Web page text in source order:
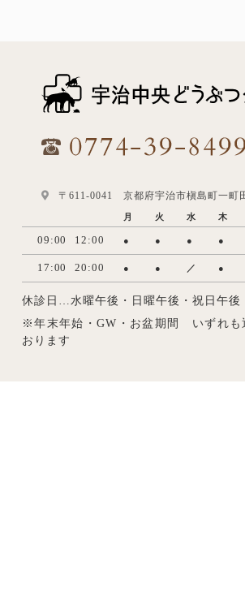
〒611-0041 京都府宇治市槇島町一町
月 火 水 木
09:00 12:00 ● ● ● ●
17:00 20:00 ● ● ／ ●
休診日…水曜午後・日曜午後・祝日午後
※年末年始・GW・お盆期間 いずれも
おります